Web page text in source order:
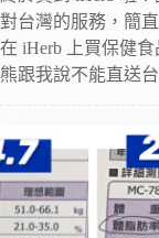
對台灣的服務，簡
在 iHerb 上買保健
熊跟我說不能直送